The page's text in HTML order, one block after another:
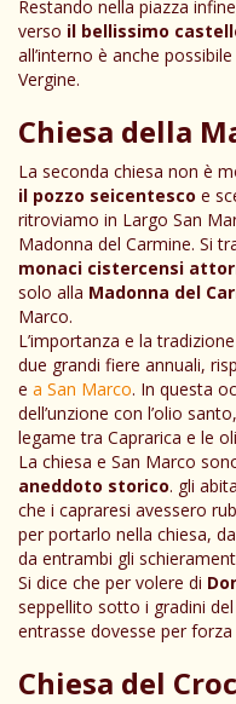
Restando nella piazza
verso il bellissimo
all’interno è anche
Vergine.
Chiesa della
La seconda chiesa non è
il pozzo seicentesco e
ritroviamo in Largo San
Madonna del Carmine. Si
monaci cistercensi
solo alla Madonna del
Marco.
L’importanza e la
due grandi fiere annuali,
e a San Marco. In questa
dell’unzione con l’olio
legame tra Caprarica e le
La chiesa e San Marco
aneddoto storico. gli
che i capraresi avessero
per portarlo nella chiesa,
da entrambi gli
Si dice che per volere di
seppellito sotto i gradini
entrasse dovesse per
Chiesa del